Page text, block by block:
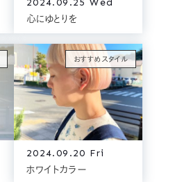
2024.09.25 Wed
心にゆとりを
2024.09.20 Fri
おすすめスタイル
ホワイトカラー